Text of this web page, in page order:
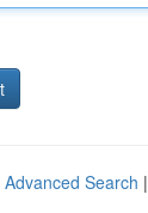
Advanced Search |